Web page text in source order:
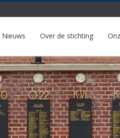
Nieuws Over de stichting